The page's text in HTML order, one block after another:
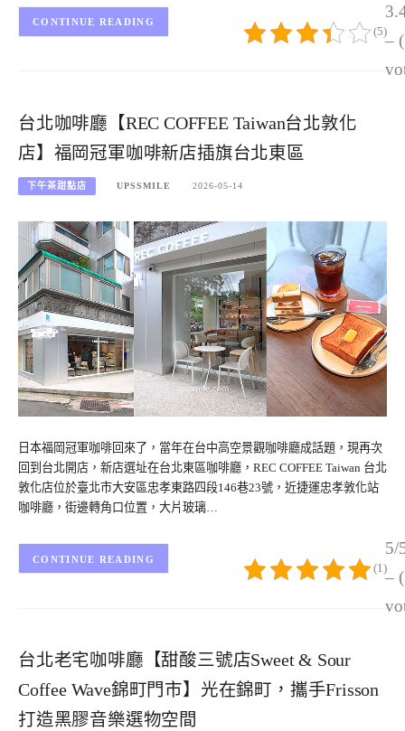
–
(5)
CONTINUE READING
台北咖啡廳【REC COFFEE Taiwan台北敦化
店】福岡冠軍咖啡新店插旗台北東區
下午茶甜點店 UPSSMILE 2026-05-14
日本福岡冠軍咖啡回來了，當年在台中高空景觀咖啡廳成話題，現再次
回到台北開店，新店選址在台北東區咖啡廳，REC COFFEE Taiwan 台北
敦化店位於臺北市大安區忠孝東路四段146巷23號，近捷運忠孝敦化站
咖啡廳，街邊轉角口位置，大片玻璃…
5/
–
(1)
CONTINUE READING
台北老宅咖啡廳【甜酸三號店Sweet & Sour
Coffee Wave錦町門市】光在錦町，攜手Frisson
打造黑膠音樂選物空間